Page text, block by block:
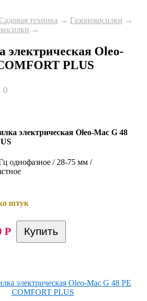
техника → Газонокосилки →
→
электрическая Oleo-
PLUS
0
электрическая Oleo-Mac G 48
однофазное / 28-75 мм /
штук
Р